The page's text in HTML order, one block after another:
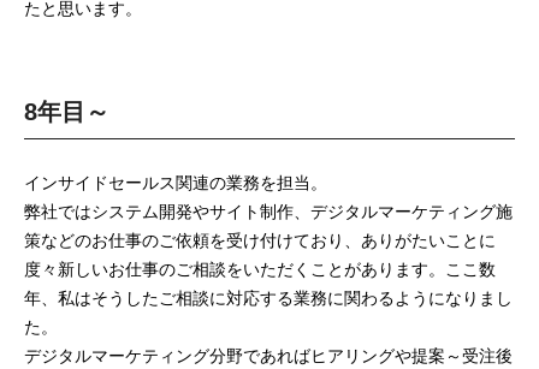
たと思います。
8年目～
インサイドセールス関連の業務を担当。
弊社ではシステム開発やサイト制作、デジタルマーケティング施
策などのお仕事のご依頼を受け付けており、ありがたいことに
度々新しいお仕事のご相談をいただくことがあります。ここ数
年、私はそうしたご相談に対応する業務に関わるようになりまし
た。
デジタルマーケティング分野であればヒアリングや提案～受注後